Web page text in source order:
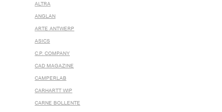
ALTRA
ANGLAN
ARTE ANTWERP
ASICS
C.P. COMPANY
CAD MAGAZINE
CAMPERLAB
CARHARTT WIP
CARNE BOLLENTE